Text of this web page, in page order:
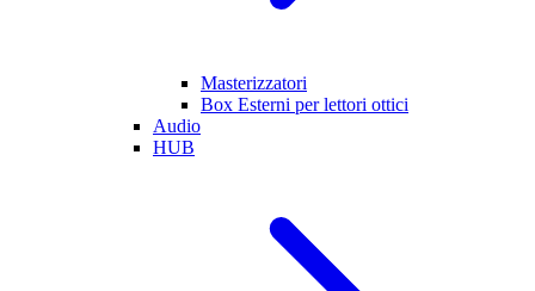
Masterizzatori
Box Esterni per lettori ottici
Audio
HUB